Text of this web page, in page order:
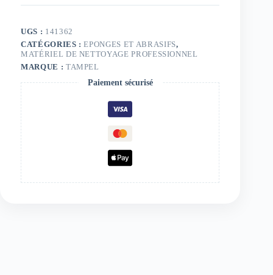
UGS : 141362
CATÉGORIES :EPONGES ET ABRASIFS,
MATÉRIEL DE NETTOYAGE PROFESSIONNEL
MARQUE : TAMPEL
Paiement sécurisé